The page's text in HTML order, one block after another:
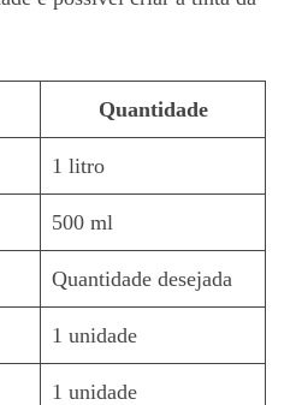
Quantidade
1 litro
500 ml
Quantidade desejada
1 unidade
1 unidade